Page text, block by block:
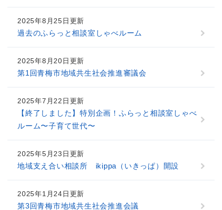
2025年8月25日更新
過去のふらっと相談室しゃべルーム
2025年8月20日更新
第1回青梅市地域共生社会推進審議会
2025年7月22日更新
【終了しました】特別企画！ふらっと相談室しゃべ
ルーム〜子育て世代〜
2025年5月23日更新
地域支え合い相談所 ikippa（いきっぱ）開設
2025年1月24日更新
第3回青梅市地域共生社会推進会議